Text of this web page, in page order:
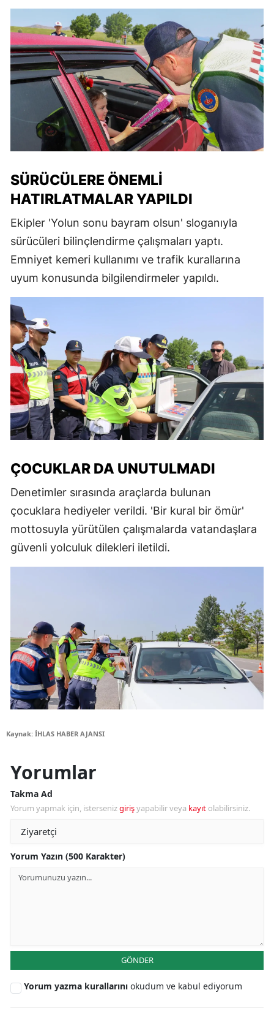
SÜRÜCÜLERE ÖNEMLI
HATIRLATMALAR YAPILDI
Ekipler 'Yolun sonu bayram olsun' sloganıyla
sürücüleri bilinçlendirme çalışmaları yaptı.
Emniyet kemeri kullanımı ve trafik kurallarına
uyum konusunda bilgilendirmeler yapıldı.
ÇOCUKLAR DA UNUTULMADI
Denetimler sırasında araçlarda bulunan
çocuklara hediyeler verildi. 'Bir kural bir ömür'
mottosuyla yürütülen çalışmalarda vatandaşlara
güvenli yolculuk dilekleri iletildi.
Kaynak: İHLAS HABER AJANSI
Yorumlar
Takma Ad
Yorum yapmak için, istersenizgirişyapabilir veya kayıt olabilirsiniz.
Yorum Yazın (500 Karakter)
GÖNDER
Yorum yazma kurallarını okudum ve kabul ediyorum